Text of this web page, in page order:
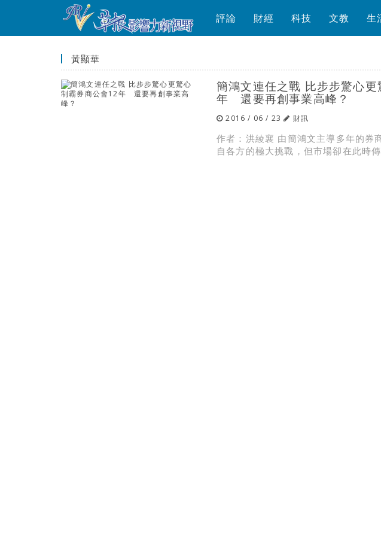
評論 財經 科技 文教 生
黃顯華
簡鴻文連任之戰 比步步驚心
年 還要再創事業高峰？
2016 / 06 / 23 財訊
作者：洪綾襄 由簡鴻文主導多年的券
自各方的極大挑戰，但市場卻在此時